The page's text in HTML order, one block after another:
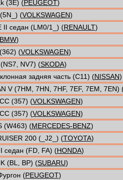
(3E) (PEUGEOT)
(VOLKSWAGEN)
II седан (LM0/1_) (RENAULT)
)
(VOLKSWAGEN)
NV7) (SKODA)
задняя часть (C11) (NISSAN)
V (7HM, 7HN, 7HF, 7EF, 7EM, 7EN)
(357) (VOLKSWAGEN)
(357) (VOLKSWAGEN)
(W463) (MERCEDES-BENZ)
200 (_J2_) (TOYOTA)
седан (FD, FA) (HONDA)
(BL, BP) (SUBARU)
(PEUGEOT)